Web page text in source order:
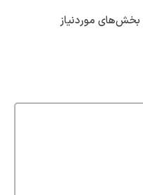
بخش‌های موردنیاز